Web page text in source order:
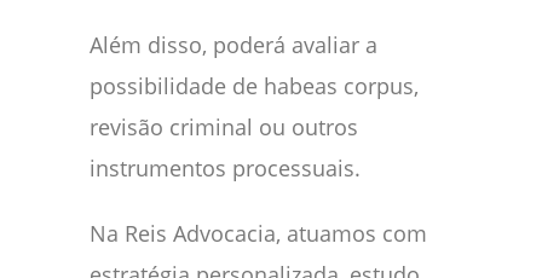
Além disso, poderá avaliar a
possibilidade de habeas corpus,
revisão criminal ou outros
instrumentos processuais.
Na Reis Advocacia, atuamos com